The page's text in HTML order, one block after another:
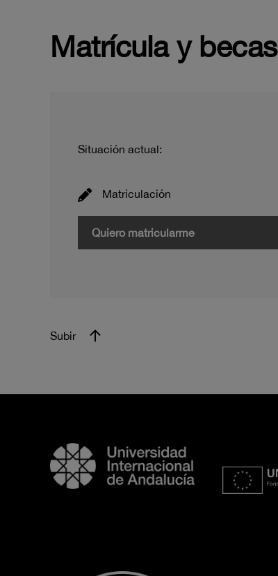
Matrícula y becas
Situación actual:
Matriculación
Quiero matricularme
Subir